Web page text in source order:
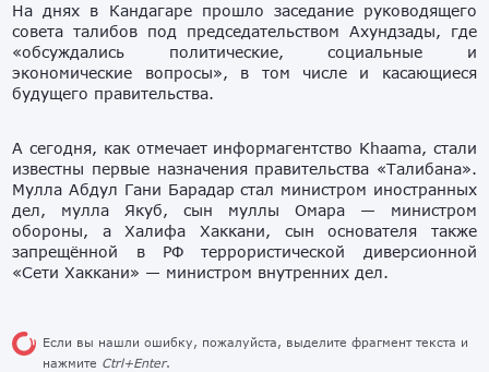
На днях в Кандагаре прошло заседание руководящего
совета талибов под председательством Ахундзады, где
«обсуждались политические, социальные и
экономические вопросы», в том числе и касающиеся
будущего правительства.
А сегодня, как отмечает информагентство Khaama, стали
известны первые назначения правительства «Талибана».
Мулла Абдул Гани Барадар стал министром иностранных
дел, мулла Якуб, сын муллы Омара — министром
обороны, а Халифа Хаккани, сын основателя также
запрещённой в РФ террористической диверсионной
«Сети Хаккани» — министром внутренних дел.
Если вы нашли ошибку, пожалуйста, выделите фрагмент текста и
нажмите Ctrl+Enter.